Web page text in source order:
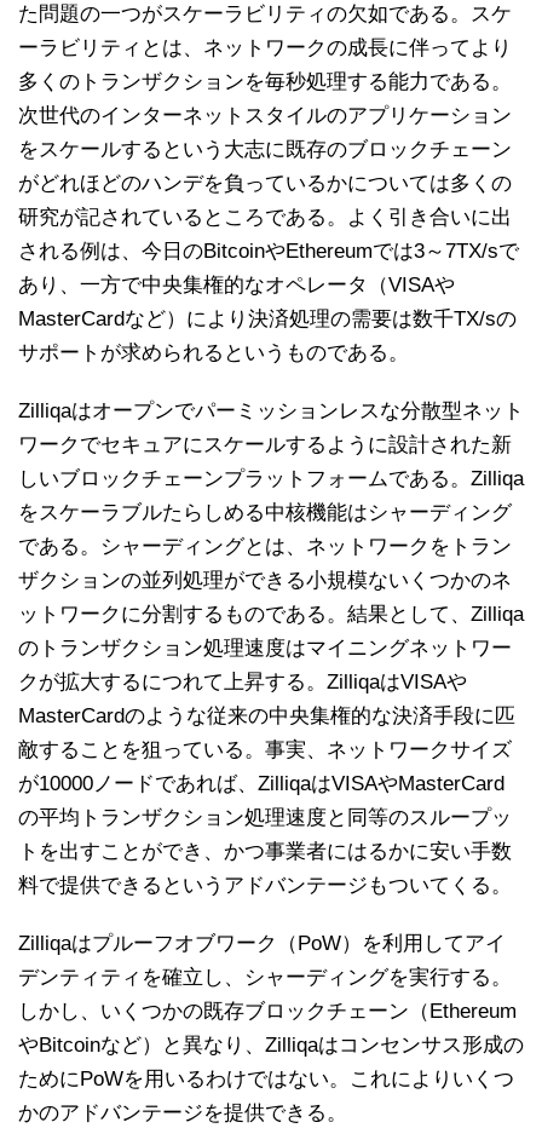
た問題の一つがスケーラビリティの欠如である。スケ
ーラビリティとは、ネットワークの成長に伴ってより
多くのトランザクションを毎秒処理する能力である。
次世代のインターネットスタイルのアプリケーション
をスケールするという大志に既存のブロックチェーン
がどれほどのハンデを負っているかについては多くの
研究が記されているところである。よく引き合いに出
される例は、今日のBitcoinやEthereumでは3～7TX/sで
あり、一方で中央集権的なオペレータ（VISAや
MasterCardなど）により決済処理の需要は数千TX/sの
サポートが求められるというものである。
Zilliqaはオープンでパーミッションレスな分散型ネット
ワークでセキュアにスケールするように設計された新
しいブロックチェーンプラットフォームである。Zilliqa
をスケーラブルたらしめる中核機能はシャーディング
である。シャーディングとは、ネットワークをトラン
ザクションの並列処理ができる小規模ないくつかのネ
ットワークに分割するものである。結果として、Zilliqa
のトランザクション処理速度はマイニングネットワー
クが拡大するにつれて上昇する。ZilliqaはVISAや
MasterCardのような従来の中央集権的な決済手段に匹
敵することを狙っている。事実、ネットワークサイズ
が10000ノードであれば、ZilliqaはVISAやMasterCard
の平均トランザクション処理速度と同等のスループッ
トを出すことができ、かつ事業者にはるかに安い手数
料で提供できるというアドバンテージもついてくる。
Zilliqaはプルーフオブワーク（PoW）を利用してアイ
デンティティを確立し、シャーディングを実行する。
しかし、いくつかの既存ブロックチェーン（Ethereum
やBitcoinなど）と異なり、Zilliqaはコンセンサス形成の
ためにPoWを用いるわけではない。これによりいくつ
かのアドバンテージを提供できる。